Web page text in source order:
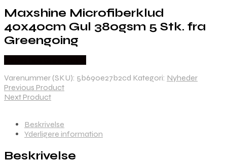
Maxshine Microfiberklud
40x40cm Gul 380gsm 5 Stk. fra
Greengoing
Varenummer (SKU): 5b690e27b2cd Kategori: Nyheder
Previous Product
Next Product
Beskrivelse
Yderligere information
Beskrivelse